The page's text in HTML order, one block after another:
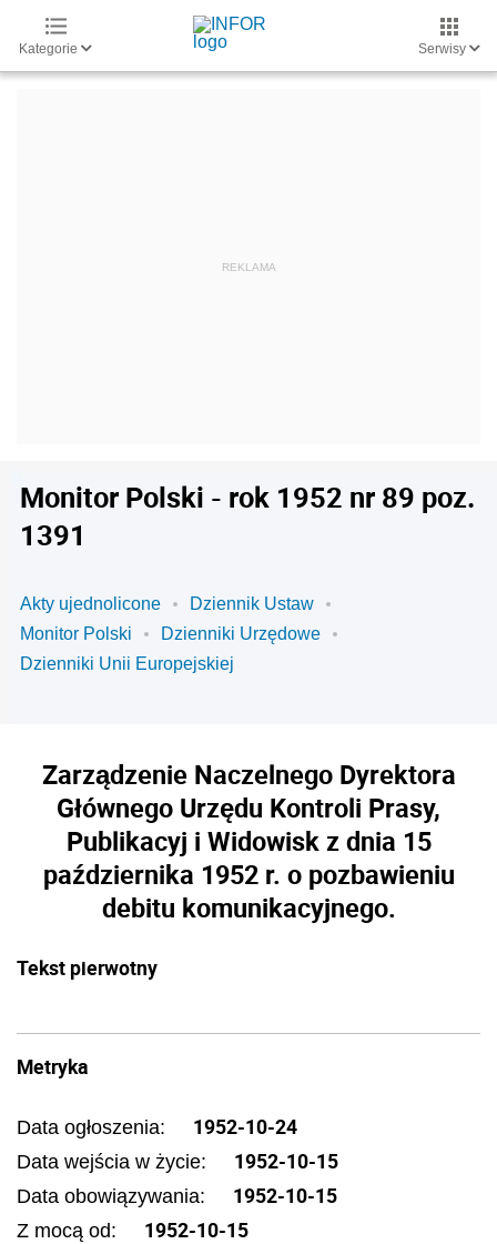
Kategorie Serwisy
Monitor Polski - rok 1952 nr 89 poz.
1391
Akty ujednolicone
Dziennik Ustaw
Monitor Polski
Dzienniki Urzędowe
Dzienniki Unii Europejskiej
Zarządzenie Naczelnego Dyrektora
Głównego Urzędu Kontroli Prasy,
Publikacyj i Widowisk z dnia 15
października 1952 r. o pozbawieniu
debitu komunikacyjnego.
Tekst pierwotny
Metryka
Data ogłoszenia: 1952-10-24
Data wejścia w życie: 1952-10-15
Data obowiązywania: 1952-10-15
Z mocą od: 1952-10-15